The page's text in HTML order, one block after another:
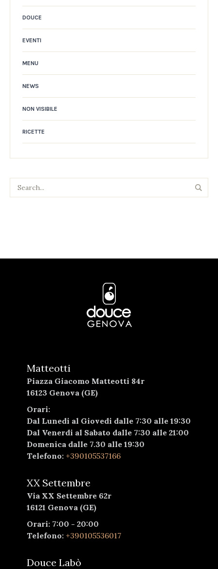
DOUCE
EVENTI
MENU
NEWS
NON VISIBILE
RICETTE
Matteotti
Piazza Giacomo Matteotti 84r
16123 Genova (GE)
Orari:
Dal Lunedi al Giovedi dalle 7:30 alle 19:30
Dal Venerdi al Sabato dalle 7:30 alle 21:00
Domenica dalle 7.30 alle 19:30
Telefono: +390105537166
XX Settembre
Via XX Settembre 62r
16121 Genova (GE)
Orari: 7:00 - 20:00
Telefono: +390105536017
Douce Labò